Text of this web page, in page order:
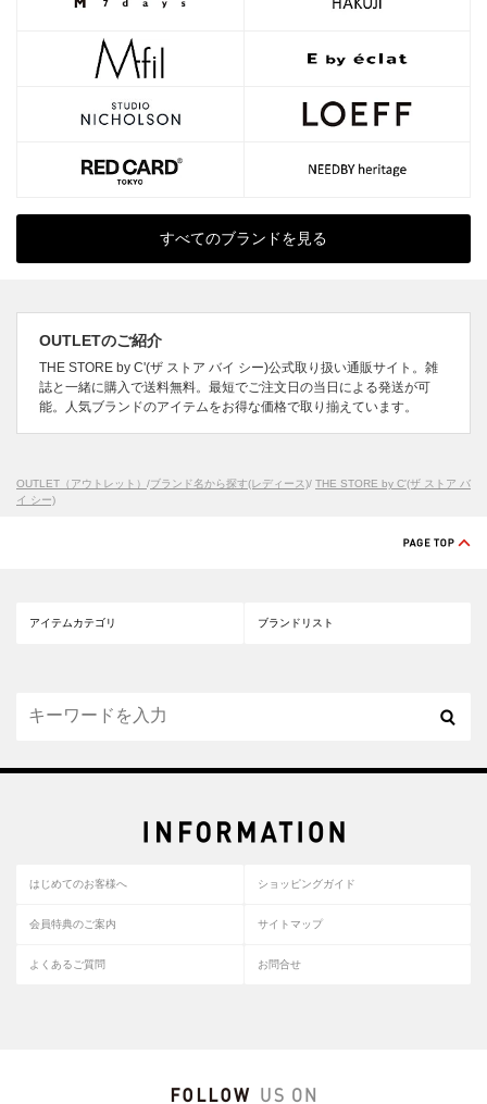
すべてのブランドを見る
OUTLETのご紹介
THE STORE by C'(ザ ストア バイ シー)公式取り扱い通販サイト。雑
誌と一緒に購入で送料無料。最短でご注文日の当日による発送が可
能。人気ブランドのアイテムをお得な価格で取り揃えています。
OUTLET（アウトレット） /ブランド名から探す(レディース)/ THE STORE by C'(ザ ストア バ
イ シー)
アイテムカテゴリ ブランドリスト
はじめてのお客様へ ショッピングガイド
会員特典のご案内 サイトマップ
よくあるご質問 お問合せ